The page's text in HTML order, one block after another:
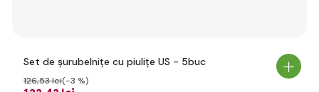
Set de șurubelnițe cu piulițe US - 5buc
126,53 lei(-3 %)